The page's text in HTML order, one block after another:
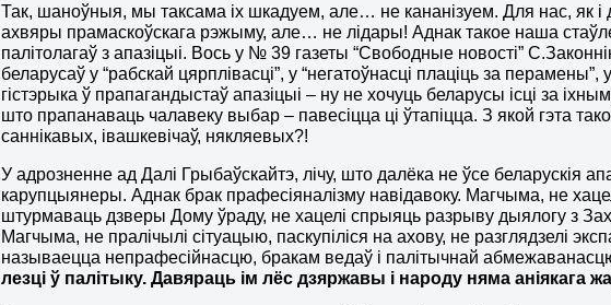
Так, шаноўныя, мы таксама іх шкадуем, але… не кананізуем. Для нас, як і
ахвяры прамаскоўскага рэжыму, але… не лідары! Аднак такое наша
палітолагаў з апазіцыі. Вось у № 39 газеты “Свободные новості”
беларусаў у “рабскай цярплівасці”, у “негатоўнасці плаціць за
гістэрыка ў прапагандыстаў апазіцыі – ну не хочуць беларусы ісці за
што прапанаваць чалавеку выбар – павесіцца ці ўтапіцца. З якой гэта
саннікавых, івашкевічаў, някляевых?!
У адрозненне ад Далі Грыбаўскайтэ, лічу, што далёка не ўсе беларускія
карупцыянеры. Аднак брак прафесіяналізму навідавоку. Магчыма, не
штурмаваць дзверы Дому ўраду, не хацелі спрыяць разрыву дыялогу з
Магчыма, не пралічылі сітуацыю, паскупіліся на ахову, не разглядзелі
называецца непрафесійнасцю, бракам ведаў і палітычнай
лезці ў палітыку. Давяраць ім лёс дзяржавы і народу няма аніякага